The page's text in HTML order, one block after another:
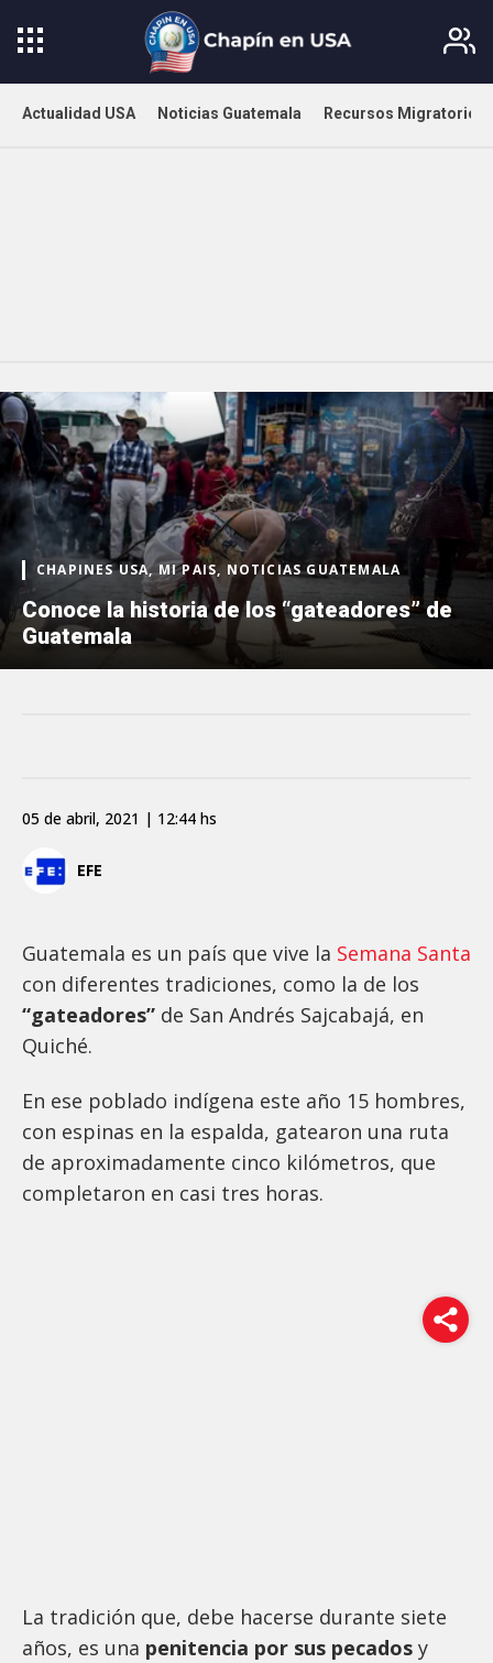
Actualidad USA Noticias Guatemala Recursos Migratorios
CHAPINES USA, MI PAIS, NOTICIAS GUATEMALA
Conoce la historia de los “gateadores” de
Guatemala
EFE
05 de abril, 2021 | 12:44 hs
Guatemala es un país que vive la Semana Santa
con diferentes tradiciones, como la de los
“gateadores” de San Andrés Sajcabajá, en
Quiché.
En ese poblado indígena este año 15 hombres,
con espinas en la espalda, gatearon una ruta
de aproximadamente cinco kilómetros, que
completaron en casi tres horas.
La tradición que, debe hacerse durante siete
años, es una penitencia por sus pecados y